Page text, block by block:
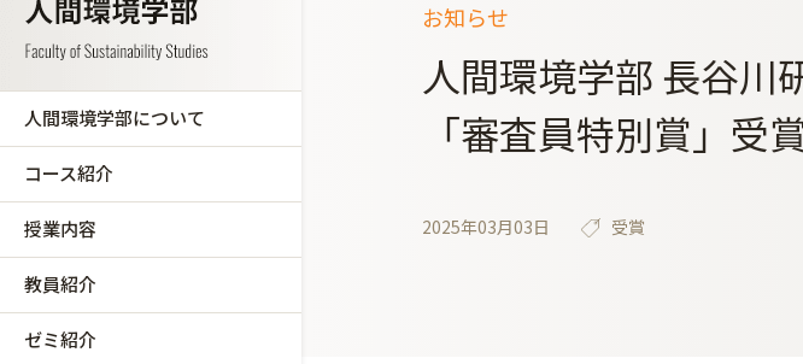
人間環境学部について
コース紹介
授業内容
教員紹介
ゼミ紹介
お知らせ
人間環境学部 長谷川
「審査員特別賞」受
2025年03月03日 受賞